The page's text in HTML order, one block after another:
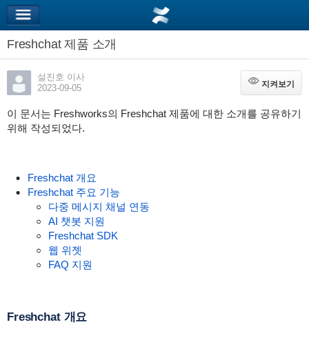
Freshchat 제품 소개
설진호 이사
2023-09-05
지켜보기
지켜보기
이 문서는 Freshworks의 Freshchat 제품에 대한 소개를 공유하기
위해 작성되었다.
Freshchat 개요
Freshchat 주요 기능
다중 메시지 채널 연동
AI 챗봇 지원
Freshchat SDK
웹 위젯
FAQ 지원
Freshchat 개요